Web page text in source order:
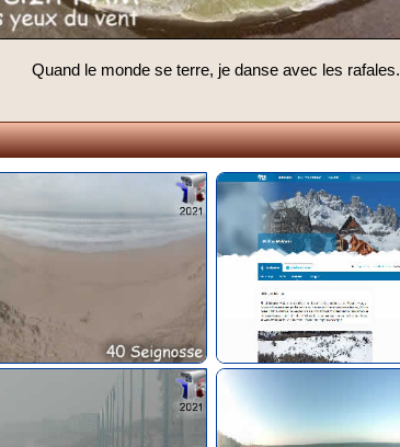
Quand le monde se terre, je danse avec les rafales.